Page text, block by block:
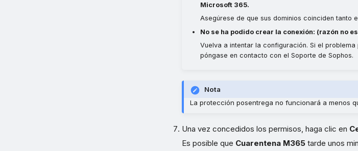
Microsoft 365.
Asegúrese de que sus dominios coinciden tanto
No se ha podido crear la conexión: (razón no
Vuelva a intentar la configuración. Si el
póngase en contacto con el Soporte de Sophos.
Nota
La protección posentrega no funcionará a menos
Una vez concedidos los permisos, haga clic en
Es posible que Cuarentena M365 tarde unos